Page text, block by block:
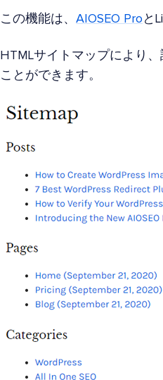
この機能は、 AIOSEO Pro と
HTMLサイトマップにより
ことができます。